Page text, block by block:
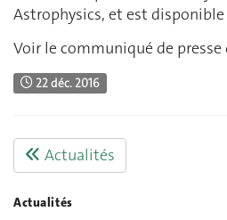
Astrophysics, et est
Voir le communiqué de presse
22 déc. 2016
Actualités
Actualités